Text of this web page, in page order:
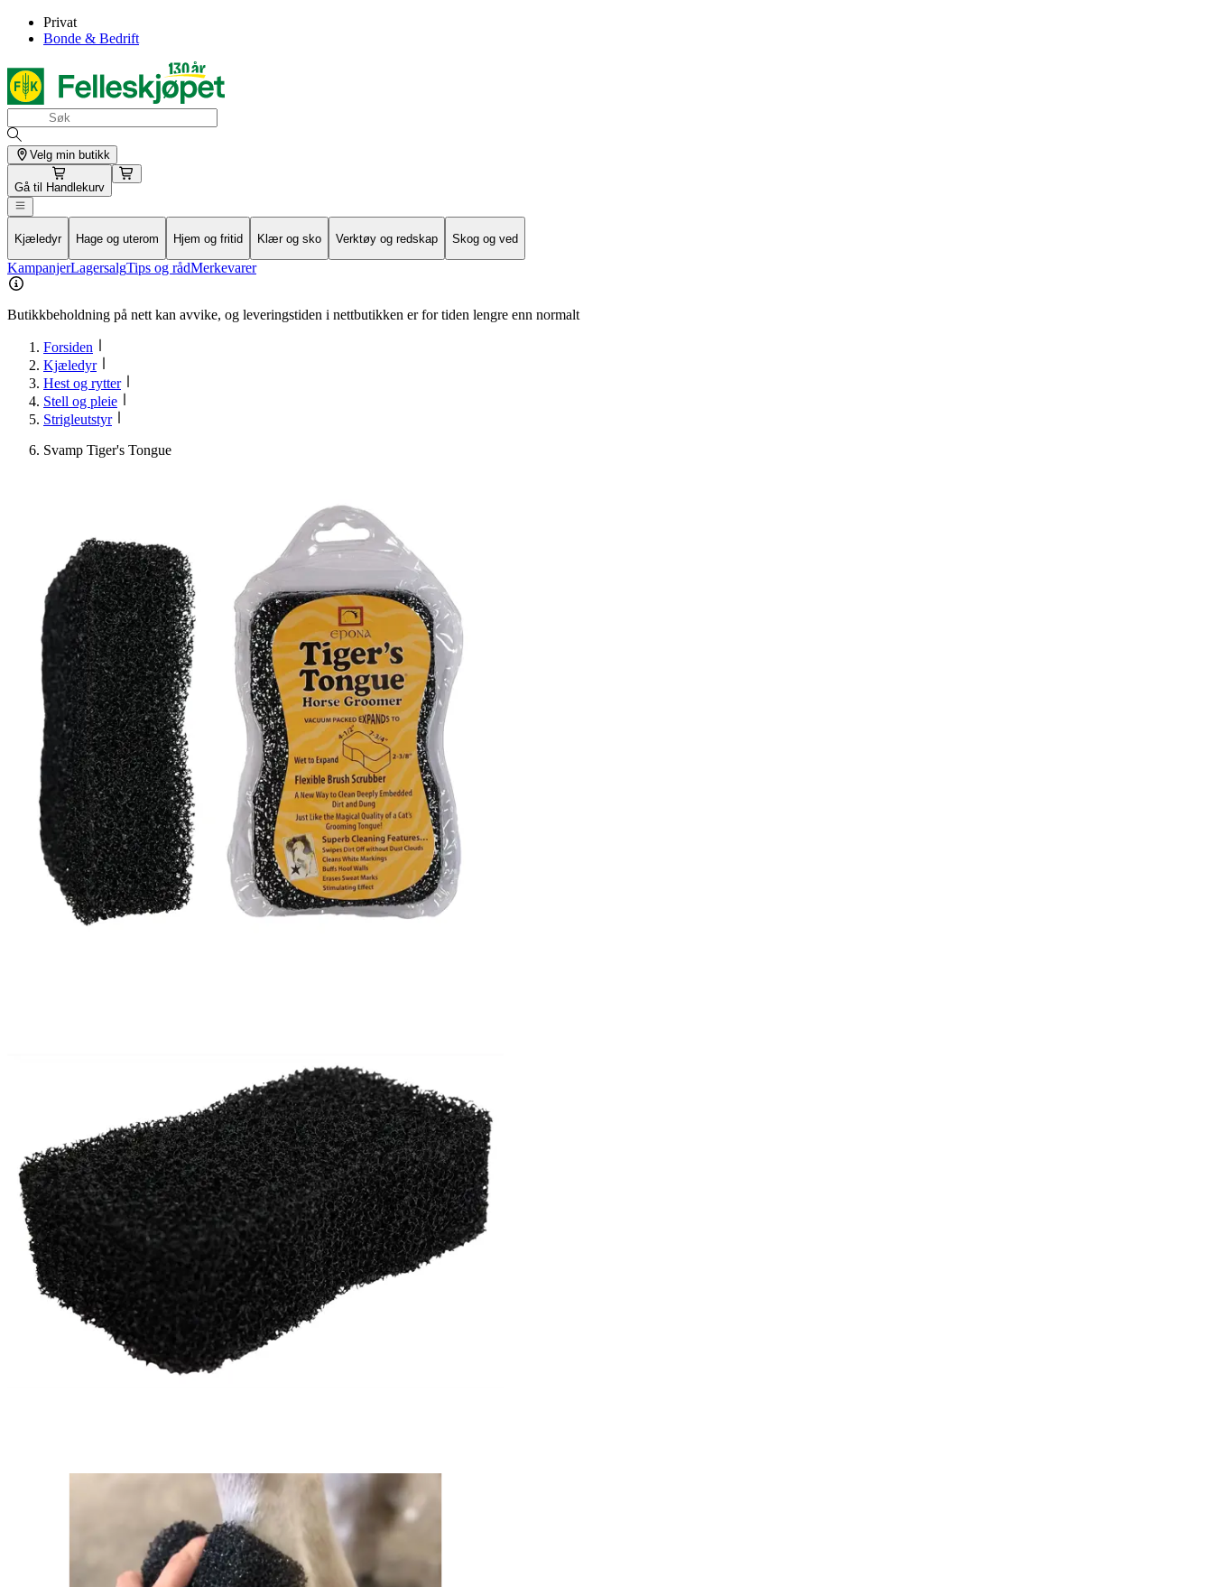
Privat
Bonde & Bedrift
Velg min butikk
Gå til Handlekurv
Kjæledyr Hage og uterom Hjem og fritid Klær og sko Verktøy og redskap Skog og ved
KampanjerLagersalgTips og rådMerkevarer
Butikkbeholdning på nett kan avvike, og leveringstiden i nettbutikken er for tiden lengre enn normalt
Forsiden
Kjæledyr
Hest og rytter
Stell og pleie
Strigleutstyr
Svamp Tiger's Tongue